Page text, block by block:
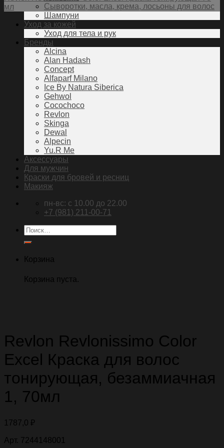
Сыворотки, масла, крема, лосьоны для волос
Шампуни
Уход за кожей
Уход для тела и рук
Бренды
Alcina
Alan Hadash
Concept
Alfaparf Milano
Ice By Natura Siberica
Gehwol
Cocochoco
Revlon
Skinga
Dewal
Alpecin
Yu.R Me
Аксессуары
Для мужчин
Краски для бровей и ресниц
Макияж
пн-вс: c 10.00 до 22.00
+7 (981) 211-00-71
Искать:
Корзина
Корзина пуста.
мл
Revlon Revlonissimo Color
Excel Краска для волос
тонирующая, безаммиачная
1, 70мл
1787,0 ₽
Арт. 7244148001